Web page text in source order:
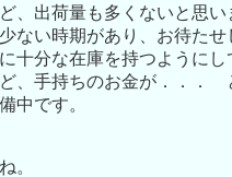
、出荷量も多くないと思
ない時期があり、お待た
十分な在庫を持つようにし
、手持ちのお金が．．．
中です。
。